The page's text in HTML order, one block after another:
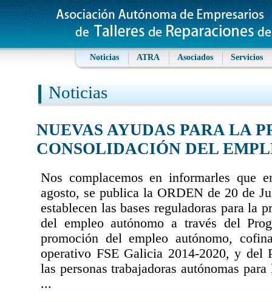
Noticias ATRA Asociados Servicios
Noticias
NUEVAS AYUDAS PARA LA
CONSOLIDACIÓN DEL
Nos complacemos en informarles que
agosto, se publica la ORDEN de 20 de
establecen las bases reguladoras para la
del empleo autónomo a través del
promoción del empleo autónomo,
operativo FSE Galicia 2014-2020, y del
las personas trabajadoras autónomas
...